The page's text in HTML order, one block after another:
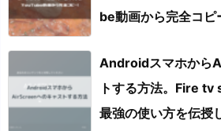
be動画から完全コピ
Androidスマホから
トする方法。Fire
最強の使い方を伝授